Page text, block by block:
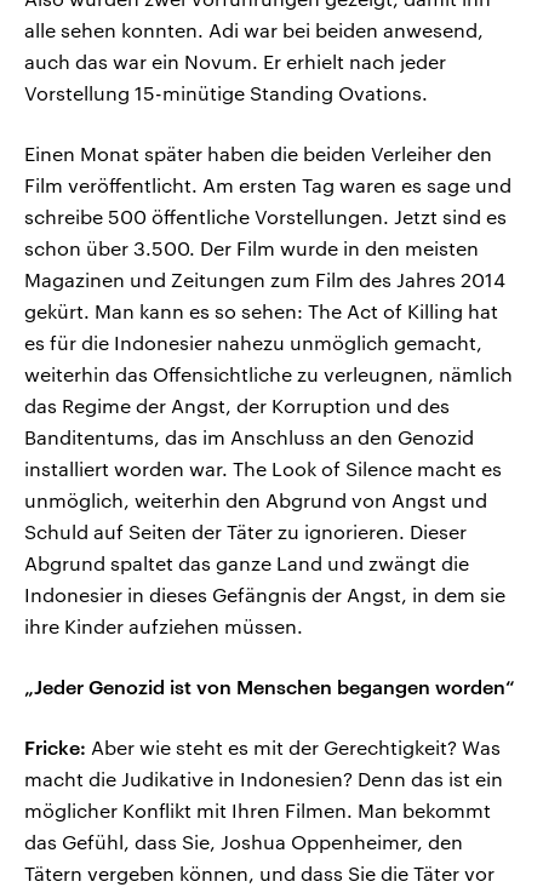
alle sehen konnten. Adi war bei beiden anwesend,
auch das war ein Novum. Er erhielt nach jeder
Vorstellung 15-minütige Standing Ovations.
Einen Monat später haben die beiden Verleiher den
Film veröffentlicht. Am ersten Tag waren es sage und
schreibe 500 öffentliche Vorstellungen. Jetzt sind es
schon über 3.500. Der Film wurde in den meisten
Magazinen und Zeitungen zum Film des Jahres 2014
gekürt. Man kann es so sehen: The Act of Killing hat
es für die Indonesier nahezu unmöglich gemacht,
weiterhin das Offensichtliche zu verleugnen, nämlich
das Regime der Angst, der Korruption und des
Banditentums, das im Anschluss an den Genozid
installiert worden war. The Look of Silence macht es
unmöglich, weiterhin den Abgrund von Angst und
Schuld auf Seiten der Täter zu ignorieren. Dieser
Abgrund spaltet das ganze Land und zwängt die
Indonesier in dieses Gefängnis der Angst, in dem sie
ihre Kinder aufziehen müssen.
„Jeder Genozid ist von Menschen begangen worden“
Fricke: Aber wie steht es mit der Gerechtigkeit? Was
macht die Judikative in Indonesien? Denn das ist ein
möglicher Konflikt mit Ihren Filmen. Man bekommt
das Gefühl, dass Sie, Joshua Oppenheimer, den
Tätern vergeben können, und dass Sie die Täter vor